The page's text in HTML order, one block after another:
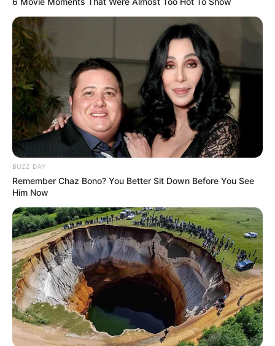
Αξίζει να σημειωθεί ότι και οι τρεις
συλληφθέντες είναι γνώριμοι στις Αρχές,
καθώς έχουν απασχολήσει και στο παρελθόν
για παρόμοια αδικήματα. Με τη δικογραφία που
σχηματίστηκε σε βάρος τους, οδηγούνται στην
αρμόδια Εισαγγελική Αρχή.
Τελευταία νέα
λειτουργία της επέκτασης του Μετρό
στην Καλαμαριά
Τραγωδία στην Πάτρα: Πέθανε βρέφος
οκτώ ημερών στη ΜΕΘ του «Άγιος
Ανδρέας»
Απάτη με τρακτέρ στην Εύβοια: Έκανε
φτερά προκαταβολή 2.480€
BUZZ DAY
Remember Chaz Bono? You Better Sit Down Before You See
Him Now